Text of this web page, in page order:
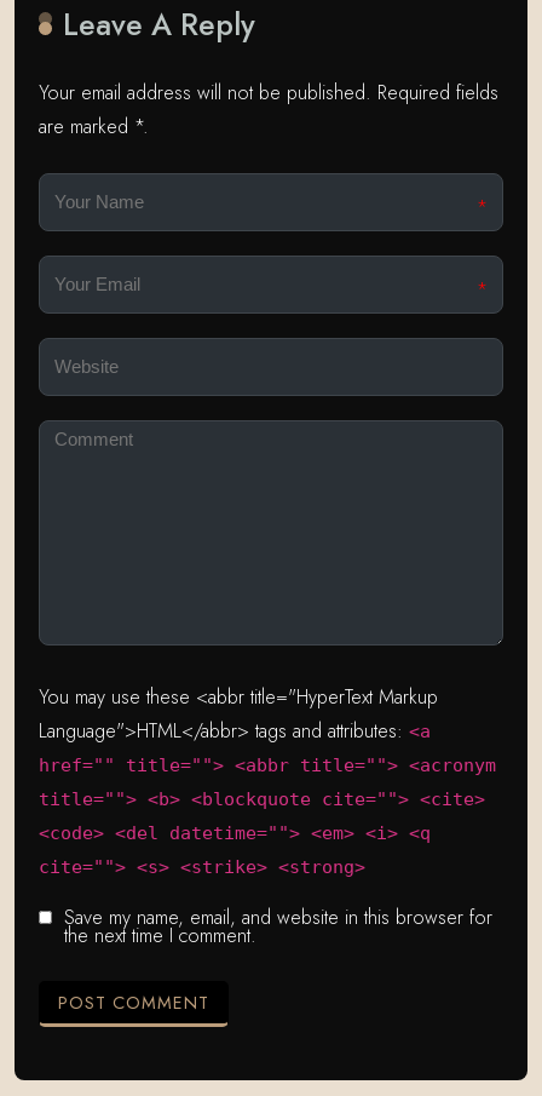
Leave A Reply
Your email address will not be published. Required fields
are marked *.
*
*
You may use these <abbr title="HyperText Markup
Language">HTML</abbr> tags and attributes: <a
href="" title=""> <abbr title=""> <acronym
title=""> <b> <blockquote cite=""> <cite>
<code> <del datetime=""> <em> <i> <q
cite=""> <s> <strike> <strong>
Save my name, email, and website in this browser for
the next time I comment.
POST COMMENT